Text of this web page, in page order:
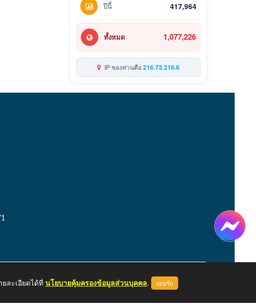
ปีนี้ 417,964
ทั้งหมด 1,077,226
IP ของท่านคือ216.73.216.6
หน้าแรก ผู้ดูแลระบบ
ละเอียดได้ที่ นโยบายคุ้มครองข้อมูลส่วนบุคคล. ยอมรับ